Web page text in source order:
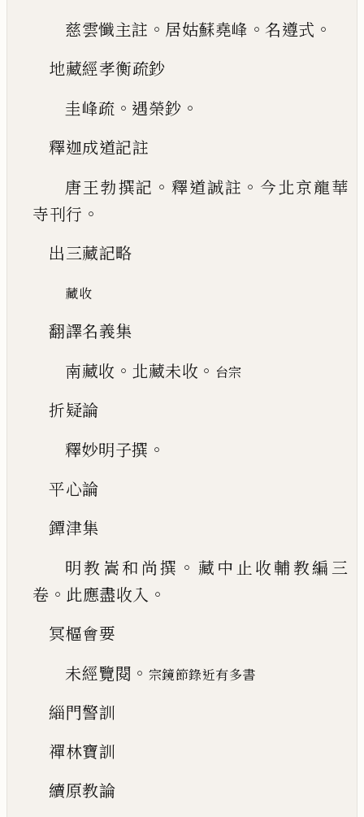
慈雲懺主註 。 居姑蘇堯峰 。 名遵式 。
地藏經孝衡疏鈔
圭峰疏 。 遇榮鈔 。
釋迦成道記註
唐王勃撰記 。釋道誠註 。 今北京龍華
寺刊行 。
出三藏記略
藏收
翻譯名義集
南藏收 。 北藏未收 。 台宗
折疑論
釋妙明子撰 。
平心論
鐔津集
明教嵩和尚撰 。 藏中止收輔教編三
卷 。 此應盡收入 。
冥樞會要
未經覽閱 。 宗鏡節錄近有多書
緇門警訓
禪林寶訓
續原教論